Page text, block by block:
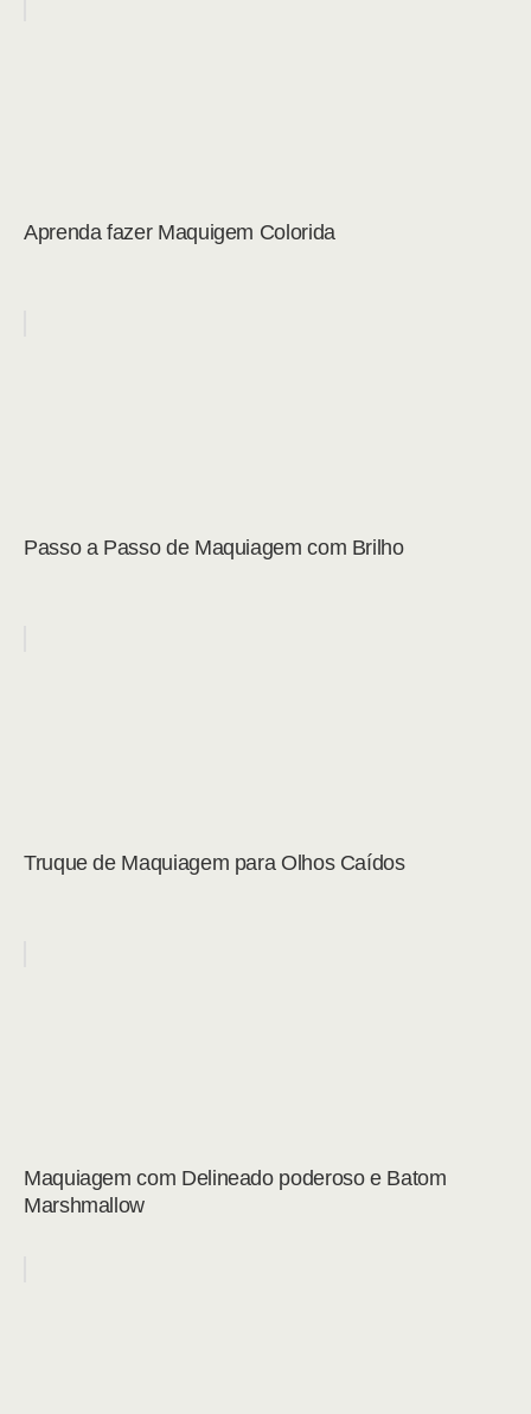
Aprenda fazer Maquigem Colorida
Passo a Passo de Maquiagem com Brilho
Truque de Maquiagem para Olhos Caídos
Maquiagem com Delineado poderoso e Batom
Marshmallow